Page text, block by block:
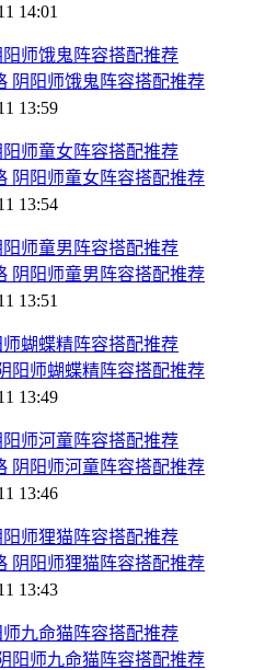
14:01
阴阳师饿鬼阵容搭配推荐
13:59
阴阳师童女阵容搭配推荐
13:54
阴阳师童男阵容搭配推荐
13:51
阳师蝴蝶精阵容搭配推荐
13:49
阴阳师河童阵容搭配推荐
13:46
阴阳师狸猫阵容搭配推荐
13:43
阳师九命猫阵容搭配推荐